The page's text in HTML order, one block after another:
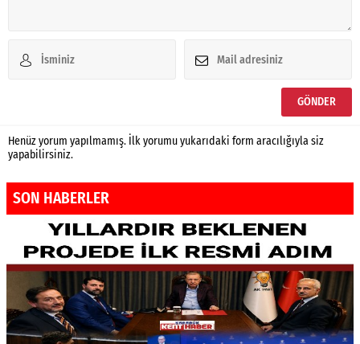
Henüz yorum yapılmamış. İlk yorumu yukarıdaki form aracılığıyla siz
yapabilirsiniz.
SON HABERLER